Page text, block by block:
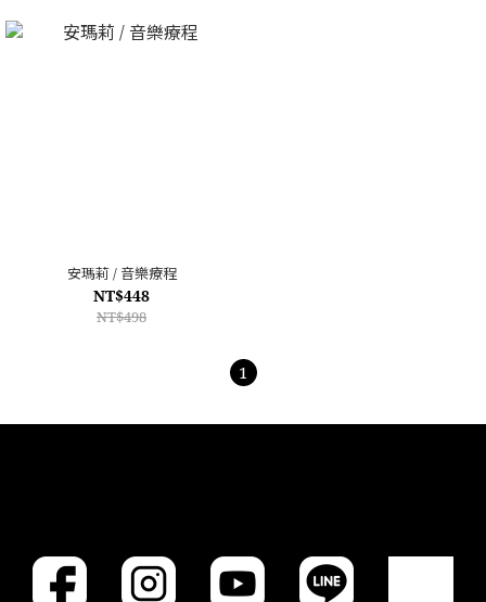
安瑪莉 / 音樂療程
NT$448
NT$498
1